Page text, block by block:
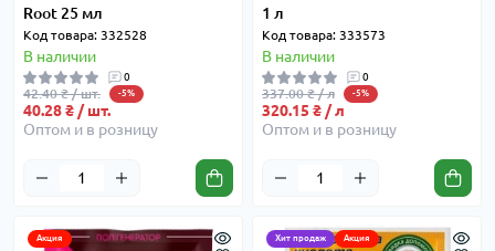
Root 25 мл
Код товара: 332528
В наличии
0
42.40 ₴ / шт. -5%
40.28 ₴ / шт.
Оптом и в розницу
1 л
Код товара: 333573
В наличии
0
337.00 ₴ / л -5%
320.15 ₴ / л
Оптом и в розницу
Акция Хит продаж Акция